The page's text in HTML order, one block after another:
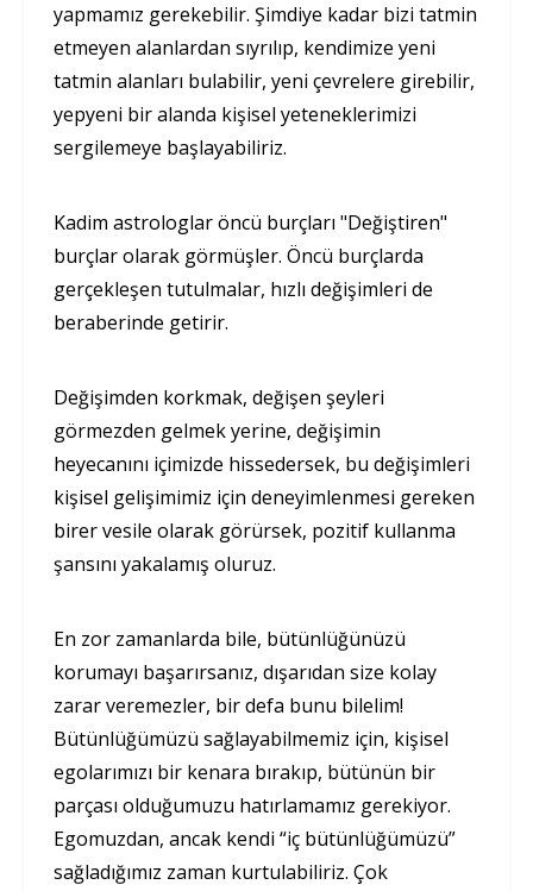
yapmamız gerekebilir. Şimdiye kadar bizi tatmin
etmeyen alanlardan sıyrılıp, kendimize yeni
tatmin alanları bulabilir, yeni çevrelere girebilir,
yepyeni bir alanda kişisel yeteneklerimizi
sergilemeye başlayabiliriz.
Kadim astrologlar öncü burçları "Değiştiren"
burçlar olarak görmüşler. Öncü burçlarda
gerçekleşen tutulmalar, hızlı değişimleri de
beraberinde getirir.
Değişimden korkmak, değişen şeyleri
görmezden gelmek yerine, değişimin
heyecanını içimizde hissedersek, bu değişimleri
kişisel gelişimimiz için deneyimlenmesi gereken
birer vesile olarak görürsek, pozitif kullanma
şansını yakalamış oluruz.
En zor zamanlarda bile, bütünlüğünüzü
korumayı başarırsanız, dışarıdan size kolay
zarar veremezler, bir defa bunu bilelim!
Bütünlüğümüzü sağlayabilmemiz için, kişisel
egolarımızı bir kenara bırakıp, bütünün bir
parçası olduğumuzu hatırlamamız gerekiyor.
Egomuzdan, ancak kendi “iç bütünlüğümüzü”
sağladığımız zaman kurtulabiliriz. Çok